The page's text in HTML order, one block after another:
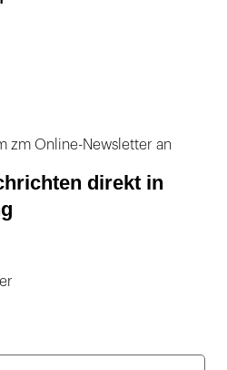
zm Online-Newsletter an
direkt in